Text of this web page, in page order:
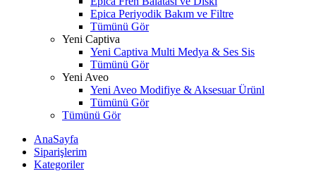
Epica Periyodik Bakım ve Filtre
Tümünü Gör
Yeni Captiva
Yeni Captiva Multi Medya & Ses Sis
Tümünü Gör
Yeni Aveo
Yeni Aveo Modifiye & Aksesuar Ürünl
Tümünü Gör
Tümünü Gör
AnaSayfa
Siparişlerim
Kategoriler